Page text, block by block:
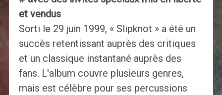
et vendus
Sorti le 29 juin 1999, « Slipknot » a été un
succès retentissant auprès des critiques
et un classique instantané auprès des
fans. L'album couvre plusieurs genres,
mais est célèbre pour ses percussions